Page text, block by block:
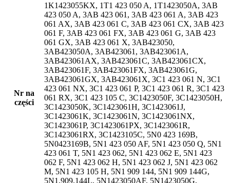
Nr na
części
1K1423055KX, 1T1 423 050 A, 1T1423050A, 3AB
423 050 A, 3AB 423 061, 3AB 423 061 A, 3AB 423
061 AX, 3AB 423 061 C, 3AB 423 061 CX, 3AB 423
061 F, 3AB 423 061 FX, 3AB 423 061 G, 3AB 423
061 GX, 3AB 423 061 X, 3AB423050,
3AB423050A, 3AB423061, 3AB423061A,
3AB423061AX, 3AB423061C, 3AB423061CX,
3AB423061F, 3AB423061FX, 3AB423061G,
3AB423061GX, 3AB423061X, 3C1 423 061 N, 3C1
423 061 NX, 3C1 423 061 P, 3C1 423 061 R, 3C1 423
061 RX, 3C1 423 105 C, 3C1423050F, 3C1423050H,
3C1423050K, 3C1423061H, 3C1423061J,
3C1423061K, 3C1423061N, 3C1423061NX,
3C1423061P, 3C1423061PX, 3C1423061R,
3C1423061RX, 3C1423105C, 5N0 423 169B,
5N0423169B, 5N1 423 050 AF, 5N1 423 050 Q, 5N1
423 061 T, 5N1 423 062, 5N1 423 062 E, 5N1 423
062 F, 5N1 423 062 H, 5N1 423 062 J, 5N1 423 062
M, 5N1 423 105 H, 5N1 909 144, 5N1 909 144G,
5N1.909.144L, 5N1423050AF, 5N1423050G,